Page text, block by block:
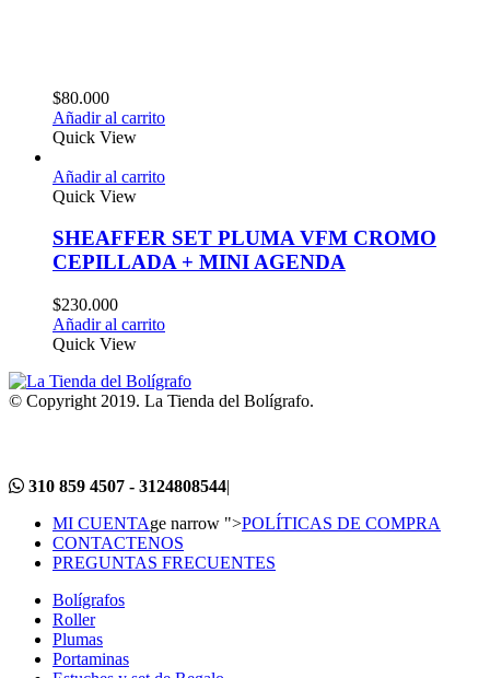
$80.000
Añadir al carrito
Quick View
Añadir al carrito
Quick View
SHEAFFER SET PLUMA VFM CROMO
CEPILLADA + MINI AGENDA
$230.000
Añadir al carrito
Quick View
© Copyright 2019. La Tienda del Bolígrafo.
310 859 4507 - 3124808544|
MI CUENTAge narrow ">POLÍTICAS DE COMPRA
CONTACTENOS
PREGUNTAS FRECUENTES
Bolígrafos
Roller
Plumas
Portaminas